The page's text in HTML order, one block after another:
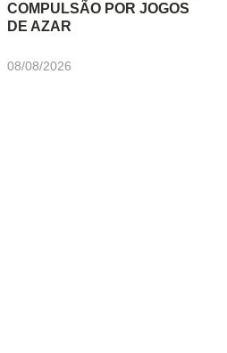
COMPULSÃO POR JOGOS
DE AZAR
08/08/2026